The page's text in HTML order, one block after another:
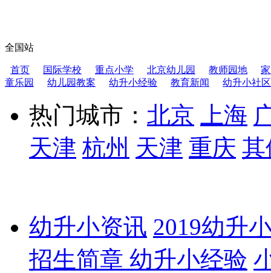
全国站
首页 国际学校 重点小学 北京幼儿园 教师园地
童乐园
幼儿园教案 幼升小经验 教育新闻 幼升小社区
热门城市： 北京 上海
天津 杭州 天津 重庆 其
幼升小资讯 2019幼升
招生简章 幼升小经验